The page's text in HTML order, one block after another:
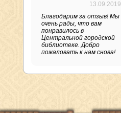
13.09.2019
Благодарим за отзыв! Мы
очень рады, что вам
понравилось в
Центральной городской
библиотеке. Добро
пожаловать к нам снова!